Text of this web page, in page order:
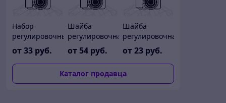
Набор
регулировочных
шайб (аналог)
921/01900
от33 руб.
Шайба
регулировочная
на стрелу 3CX
(аналог)
819/00148
от 54 руб.
Шайба
регулировочная
на стрелу 3CX
(аналог)
823/10347
823/10347
от23 руб.
Каталог продавца